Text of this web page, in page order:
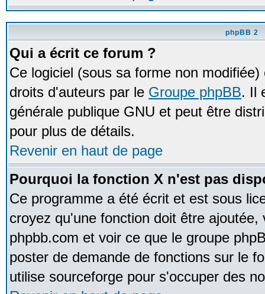
phpBB 2
Qui a écrit ce forum ?
Ce logiciel (sous sa forme non
droits d'auteurs par le Groupe phpBB. Il
générale publique GNU et peut être
pour plus de détails.
Revenir en haut de page
Pourquoi la fonction X n'est pas
Ce programme a été écrit et est sous
croyez qu'une fonction doit être
phpbb.com et voir ce que le groupe
poster de demande de fonctions sur le
utilise sourceforge pour s'occuper des